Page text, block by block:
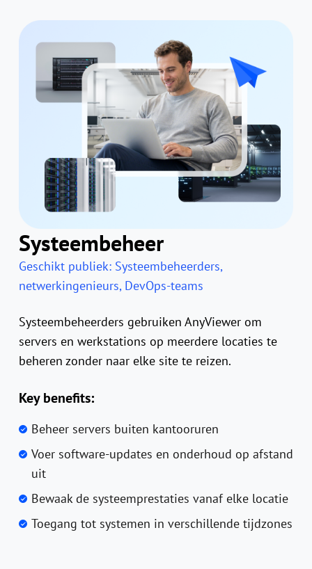
Systeembeheer
Geschikt publiek: Systeembeheerders,
netwerkingenieurs, DevOps-teams
Systeembeheerders gebruiken AnyViewer om
servers en werkstations op meerdere locaties te
beheren zonder naar elke site te reizen.
Key benefits:
Beheer servers buiten kantooruren
Voer software-updates en onderhoud op afstand
uit
Bewaak de systeemprestaties vanaf elke locatie
Toegang tot systemen in verschillende tijdzones